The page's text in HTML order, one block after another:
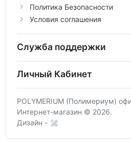
Политика Безопасности
Условия соглашения
Служба поддержки
Личный Кабинет
POLYMERIUM (Полимериум)
Интернет-магазин © 2026.
Дизайн -